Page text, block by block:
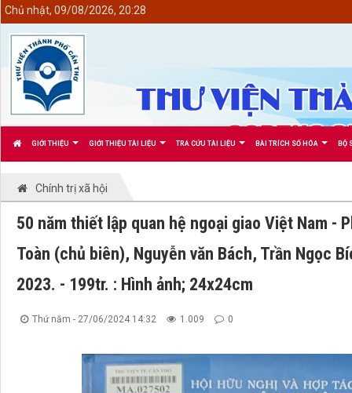
GIỚI THIỆU GIỚI THIỆU TÀI LIỆU TRA CỨU TÀI LIỆU BÀI TRÍCH SỐ HÓA BỘ
Chủ nhật, 09/08/2026, 20:28
Chính trị xã hội
50 năm thiết lập quan hệ ngoại giao Việt Nam -
Toàn (chủ biên), Nguyễn văn Bách, Trần Ngọc
2023. - 199tr. : Hình ảnh; 24x24cm
Thứ năm - 27/06/2024 14:32 1.009 0
<